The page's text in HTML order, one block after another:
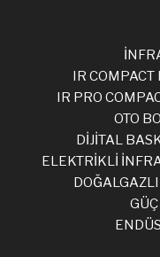
IR
IR PRO
OTO
DİJİTAL
ELEKTRİKLİ